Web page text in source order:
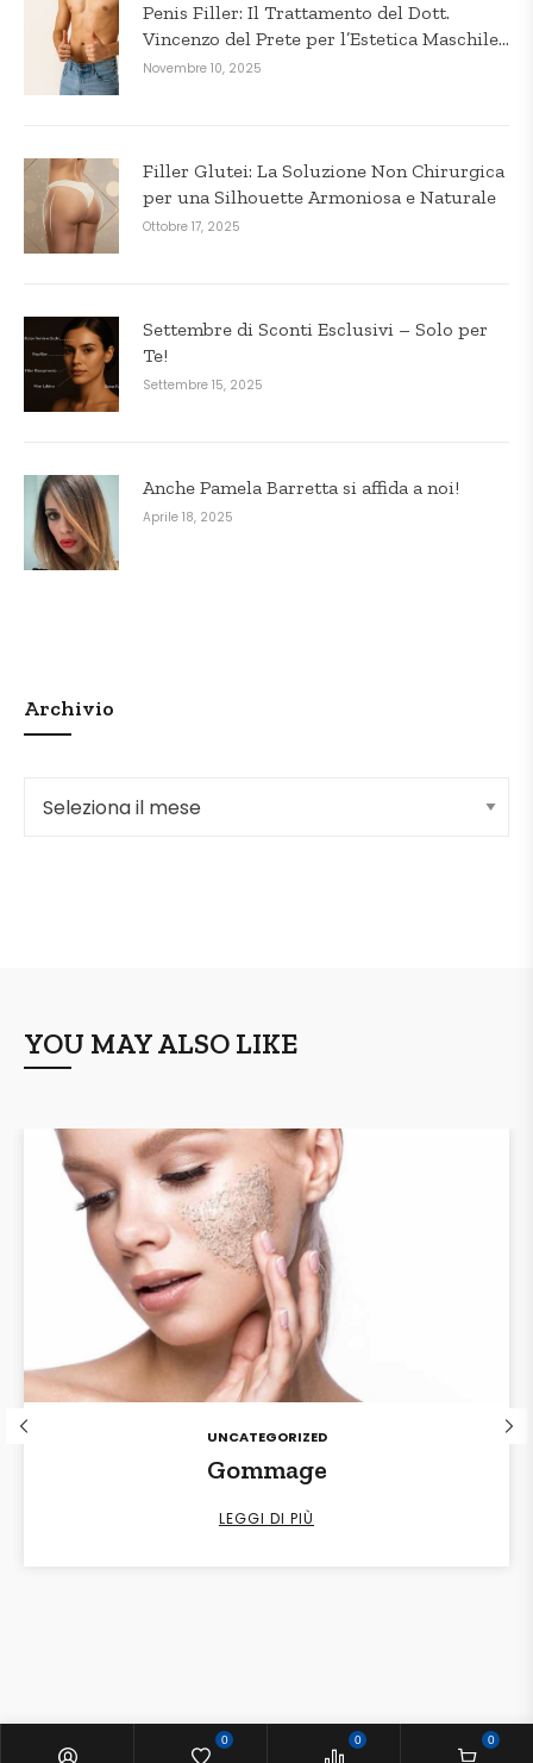
Penis Filler: Il Trattamento del Dott.
Vincenzo del Prete per l’Estetica Maschile
in Puglia
Novembre 10, 2025
Filler Glutei: La Soluzione Non Chirurgica
per una Silhouette Armoniosa e Naturale
Ottobre 17, 2025
Settembre di Sconti Esclusivi – Solo per
Te!
Settembre 15, 2025
Anche Pamela Barretta si affida a noi!
Aprile 18, 2025
Archivio
YOU MAY ALSO LIKE
POSTED
IN
UNCATEGORIZED
Gommage
LEGGI DI PIÙ
0 0 0